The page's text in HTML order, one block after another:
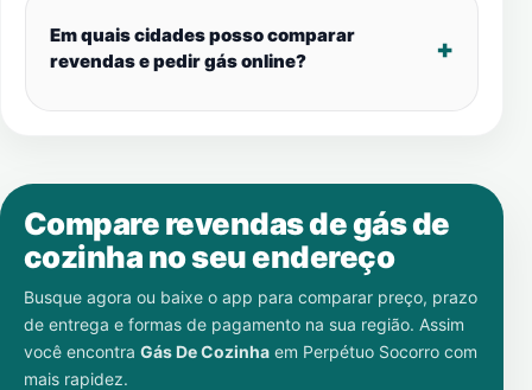
Em quais cidades posso comparar
revendas e pedir gás online?
Compare revendas de gás de
cozinha no seu endereço
Busque agora ou baixe o app para comparar preço, prazo
de entrega e formas de pagamento na sua região. Assim
você encontra Gás De Cozinha em Perpétuo Socorro com
mais rapidez.